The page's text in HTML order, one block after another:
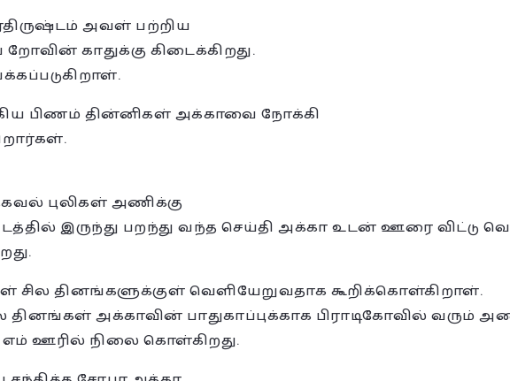
அவள் பற்றிய
காதுக்கு கிடைக்கிறது.
பிணம் தின்னிகள் அக்காவை நோக்கி
புலிகள் அணிக்கு
இருந்து பறந்து வந்த செய்தி அக்கா உடன் ஊரை விட்டு
தினங்களுக்குள் வெளியேறுவதாக கூறிக்கொள்கிறாள்.
அக்காவின் பாதுகாப்புக்காக பிராடிகோவில் வரும்
எம் ஊரில் நிலை கொள்கிறது.